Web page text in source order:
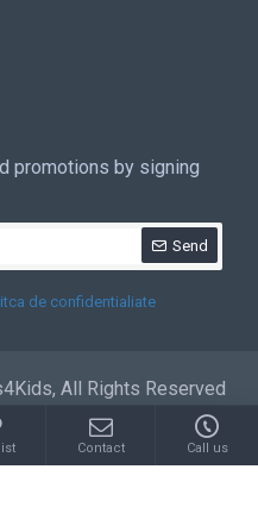
promotions by signing
Send
de confidentialiate
All Rights Reserved
Contact Call us